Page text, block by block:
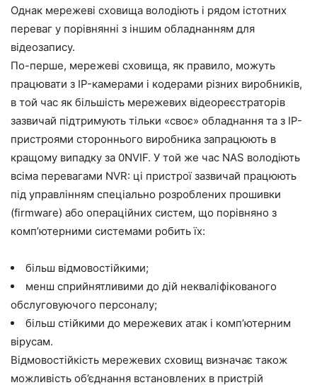
Однак мережеві сховища володіють і рядом істотних
переваг у порівнянні з іншим обладнанням для
відеозапису.
По-перше, мережеві сховища, як правило, можуть
працювати з IP-камерами і кодерами різних виробників,
в той час як більшість мережевих відеореєстраторів
зазвичай підтримують тільки «своє» обладнання та з IP-
пристроями стороннього виробника запрацюють в
кращому випадку за 0NVIF. У той же час NAS володіють
всіма перевагами NVR: ці пристрої зазвичай працюють
під управлінням спеціально розроблених прошивки
(firmware) або операційних систем, що порівняно з
комп’ютерними системами робить їх:
більш відмовостійкими;
менш сприйнятливими до дій некваліфікованого
обслуговуючого персоналу;
більш стійкими до мережевих атак і комп’ютерним
вірусам.
Відмовостійкість мережевих сховищ визначає також
можливість об’єднання встановлених в пристрій